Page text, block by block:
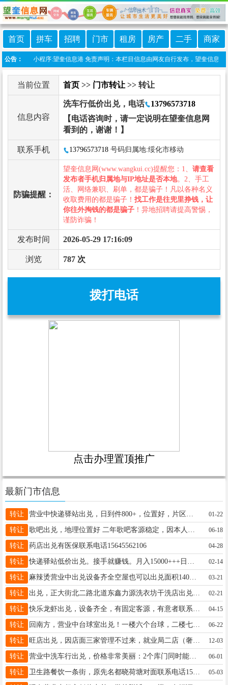
首页 拼车 招聘 门市 租房 房产 二手 商家
公告：
上线微信小程序:望奎信息港 免责声明：本栏目信息由网友自行发布，望奎信息网
当前位置 首页 >> 门市转让 >> 转让
信息内容
洗车行低价出兑，电话
13796573718
【电话咨询时，请一定说明在望奎信息网
看到的，谢谢！】
联系手机 13796573718 号码归属地:绥化市移动
防骗提醒：
望奎信息网(www.wangkui.cc)提醒您：1、 请查看
发布者手机归属地与IP地址是否本地。2、手工
活、网络兼职、刷单，都是骗子！凡以各种名义
收取费用的都是骗子！ 找工作是往兜里挣钱，让
你往外掏钱的都是骗子 ！异地招聘请提高警惕，
谨防诈骗！
发布时间 2026-05-29 17:16:09
浏览 787 次
拨打电话
点击办理置顶推广
最新门市信息
转让 01-22
转让 06-18
转让 药店出兑有医保联系电话15645562106 04-28
转让 02-14
转让 麻辣烫营业中出兑设备齐全空屋也可以出兑面积140平电话15214524692 03-21
转让 出兑，正大街北二路北道东鑫力源洗衣坊干洗店出兑急兑，因家中有事无人管理客源稳定，有意者联系电话15765796059 02-21
转让 04-15
转让 回南方，营业中台球室出兑！一楼六个台球，二楼七个麻将屋，带地下室，装修豪华，设备齐全，接手什么也不用填！ 非诚勿扰，电话18666552111 06-22
转让 12-03
转让 营业中洗车行出兑，价格非常美丽：2个库门同时能进4个车:店主要去外地着急出兑：有想干洗车行自己当老板的电话联系微信同步15184564665 06-01
转让 卫生路餐饮一条街，原先名都晓荷塘对面联系电话15545188187 05-03